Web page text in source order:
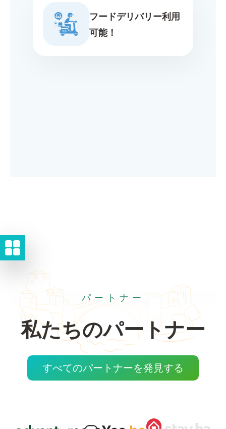
フードデリバリー利用
可能！
パートナー
私たちのパートナー
すべてのパートナーを発見する